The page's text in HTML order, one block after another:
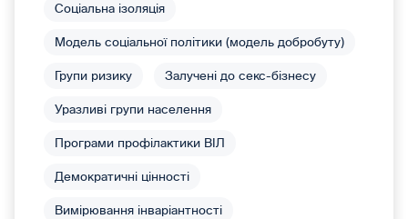
Соціальна ізоляція
Модель соціальної політики (модель добробуту)
Групи ризику Залучені до секс-бізнесу
Уразливі групи населення
Програми профілактики ВІЛ
Демократичні цінності
Вимірювання інваріантності